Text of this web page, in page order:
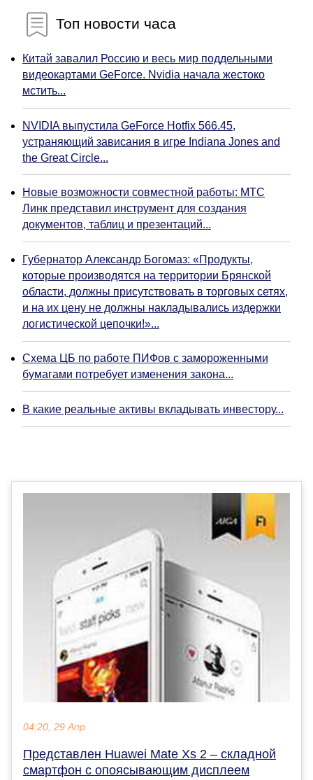
Топ новости часа
Китай завалил Россию и весь мир поддельными
видеокартами GeForce. Nvidia начала жестоко
мстить...
NVIDIA выпустила GeForce Hotfix 566.45,
устраняющий зависания в игре Indiana Jones and
the Great Circle...
Новые возможности совместной работы: МТС
Линк представил инструмент для создания
документов, таблиц и презентаций...
Губернатор Александр Богомаз: «Продукты,
которые производятся на территории Брянской
области, должны присутствовать в торговых сетях,
и на их цену не должны накладывались издержки
логистической цепочки!»...
Схема ЦБ по работе ПИФов с замороженными
бумагами потребует изменения закона...
В какие реальные активы вкладывать инвестору...
04:20, 29 Апр
Представлен Huawei Mate Xs 2 – складной
смартфон с опоясывающим дисплеем